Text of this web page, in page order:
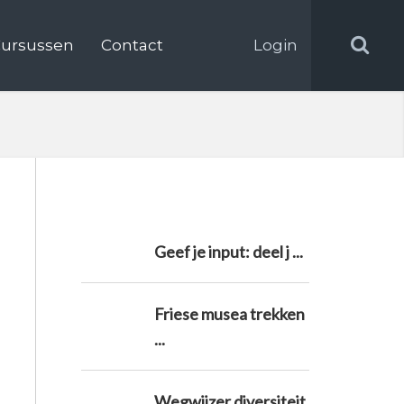
Contact Login
Geef je input: deel j ...
Friese musea trekken
...